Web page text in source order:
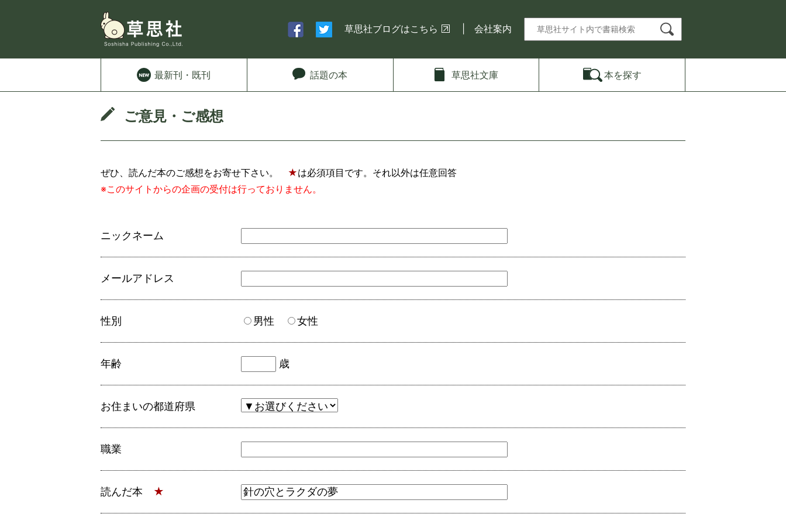
草思社ブログはこちら 会社案内
最新刊 ・既刊 話題の本 草思社文庫 本を探す
ご意見・ご感想
ぜひ、読んだ本のご感想をお寄せ下さい。 ★は必須項目です。それ以外は任意回答
※このサイトからの企画の受付は行っておりません。
ニックネーム
メールアドレス
性別 男性 女性
年齢 歳
お住まいの都道府県
職業
読んだ本 ★